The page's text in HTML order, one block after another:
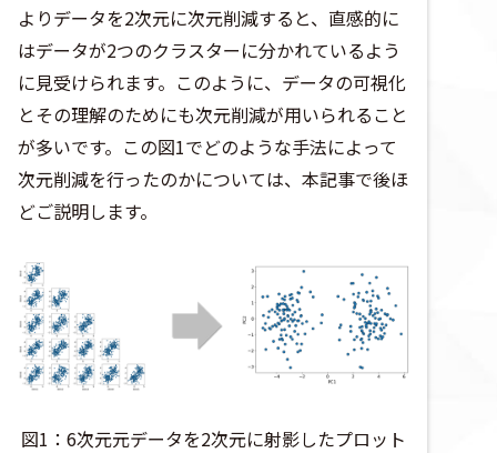
よりデータを2次元に次元削減すると、直感的に
はデータが2つのクラスターに分かれているよう
に見受けられます。このように、データの可視化
とその理解のためにも次元削減が用いられること
が多いです。この図1でどのような手法によって
次元削減を行ったのかについては、本記事で後ほ
どご説明します。
図1：6次元元データを2次元に射影したプロット